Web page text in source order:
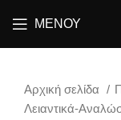
ΜΕΝΟΎ
Αρχική σελίδα
Λειαντικά-